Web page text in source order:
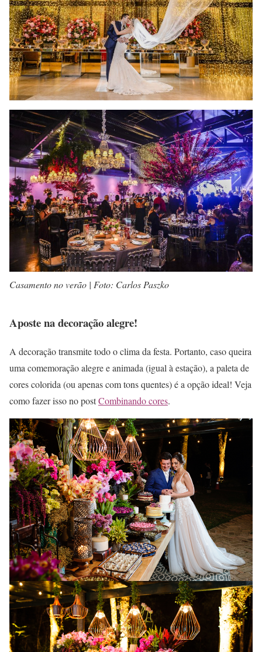
Casamento no verão | Foto: Carlos Paszko
Aposte na decoração alegre!
A decoração transmite todo o clima da festa. Portanto, caso queira
uma comemoração alegre e animada (igual à estação), a paleta de
cores colorida (ou apenas com tons quentes) é a opção ideal! Veja
como fazer isso no postCombinando cores.